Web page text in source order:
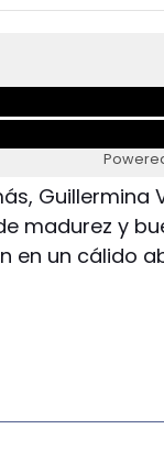
Guillermina
madurez y
en un cálido